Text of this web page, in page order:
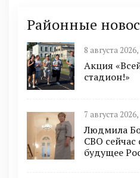
Районные
8 августа
Акция
стадион!»
7 августа
Людмила
СВО сейчас
будущее